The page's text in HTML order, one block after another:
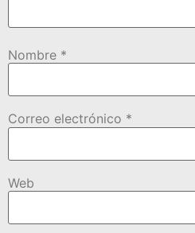
Nombre *
Correo electrónico *
Web